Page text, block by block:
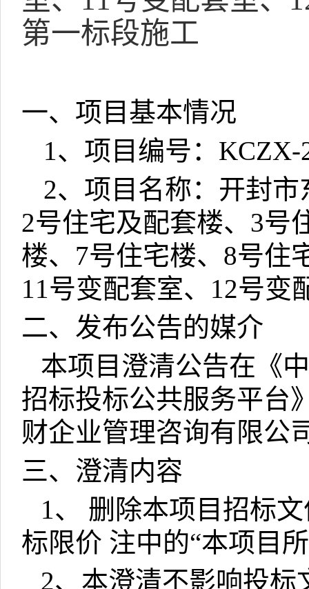
第一标段施工
一、项目基本情况
1、项目编号： KCZX-
2、项目名称：开封
2号住宅及配套楼、 3号
楼、 7号住宅楼、 8号住
11号变配套室、 12号变
二、发布公告的媒介
本项目澄清公告在《
招标投标公共服务平台
财企业管理咨询有限公
三、澄清内容
1、 删除本项目招标
标限价 注中的“本项目
2、本澄清不影响投标